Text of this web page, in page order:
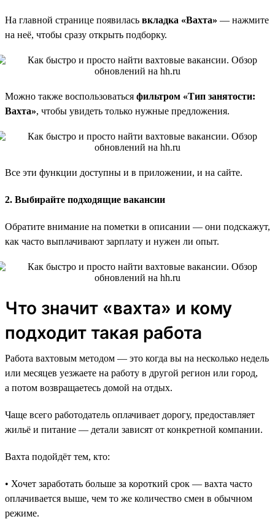
На главной странице появилась вкладка «Вахта» — нажмите
на неё, чтобы сразу открыть подборку.
Можно также воспользоваться фильтром «Тип занятости:
Вахта», чтобы увидеть только нужные предложения.
Все эти функции доступны и в приложении, и на сайте.
2. Выбирайте подходящие вакансии
Обратите внимание на пометки в описании — они подскажут,
как часто выплачивают зарплату и нужен ли опыт.
Что значит «вахта» и кому
подходит такая работа
Работа вахтовым методом — это когда вы на несколько недель
или месяцев уезжаете на работу в другой регион или город,
а потом возвращаетесь домой на отдых.
Чаще всего работодатель оплачивает дорогу, предоставляет
жильё и питание — детали зависят от конкретной компании.
Вахта подойдёт тем, кто:
• Хочет заработать больше за короткий срок — вахта часто
оплачивается выше, чем то же количество смен в обычном
режиме.